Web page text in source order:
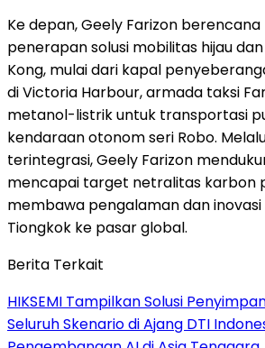
Ke depan, Geely Farizon
penerapan solusi mobilitas hijau
Kong, mulai dari kapal
di Victoria Harbour, armada taksi
metanol-listrik untuk transportasi
kendaraan otonom seri Robo.
terintegrasi, Geely Farizon
mencapai target netralitas karbon
membawa pengalaman dan
Tiongkok ke pasar global.
Berita Terkait
HIKSEMI Tampilkan Solusi
Seluruh Skenario di Ajang DTI